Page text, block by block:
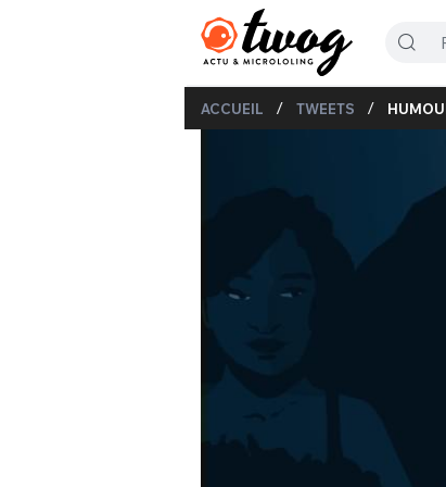
ACCUEIL / TWEETS /